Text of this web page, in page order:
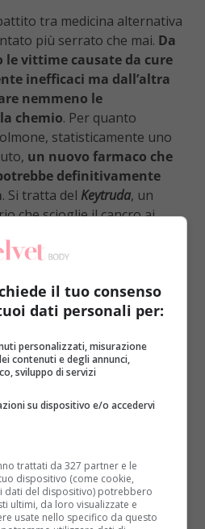
tra medicina alternativa
più serrato che mai. Da
le vittime causate da cure
inefficaci ma dall’altra
nemmeno le
chemio. Per quanto
statisticamente uno
un nuovo farmaco che
definitivamente
. Si tratta del Keytruda, un
che scioglie il cancro ai
il tumore della pelle
dalWestmead Hospitaldi
la sua efficacia anche sul
APRIRE LA PORTA AD
dal Keytruda è il
si appoggia al sistema
per ottenere il migliore
Rina Huiha coordinato la
livello mondiale, e ha
che si potranno dare “nuove
“. Dopo 12 mesi il farmaco ha
il tuo consenso
dati personali per:
personalizzati, misurazione
contenuti e degli annunci,
sviluppo di servizi
su dispositivo e/o accedervi
trattati da 327 partner e le
dispositivo (come cookie,
dati del dispositivo) potrebbero
ultimi, da loro visualizzate e
usate nello specifico da questo